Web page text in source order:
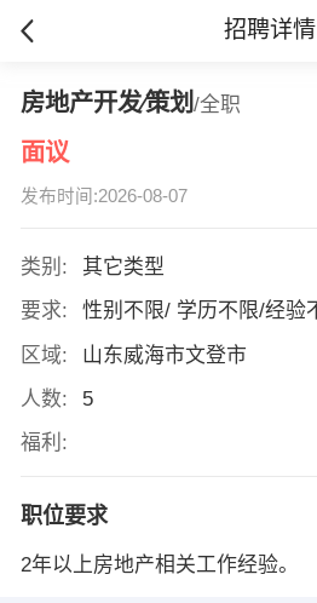
招聘详情
房地产开发∕策划 /全职
面议
发布时间:2026-08-07
类别:
其它类型
要求:
性别不限/ 学历不限/经验
区域:
山东威海市文登市
人数:
5
福利:
职位要求
2年以上房地产相关工作经验。